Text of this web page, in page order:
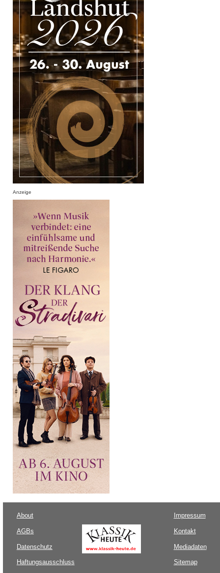
Anzeige
About
AGBs
Datenschutz
Haftungsausschluss
Impressum
Kontakt
Mediadaten
Sitemap